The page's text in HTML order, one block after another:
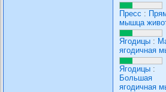
Пресс :
мышца
Ягодицы :
ягодичная
Ягодицы :
Большая
ягодичная